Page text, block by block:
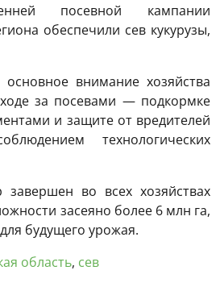
посевной кампании
обеспечили сев кукурузы,
внимание хозяйства
за посевами — подкормке
и защите от вредителей
технологических
завершен во всех хозяйствах
засеяно более 6 млн га,
будущего урожая.
область, сев